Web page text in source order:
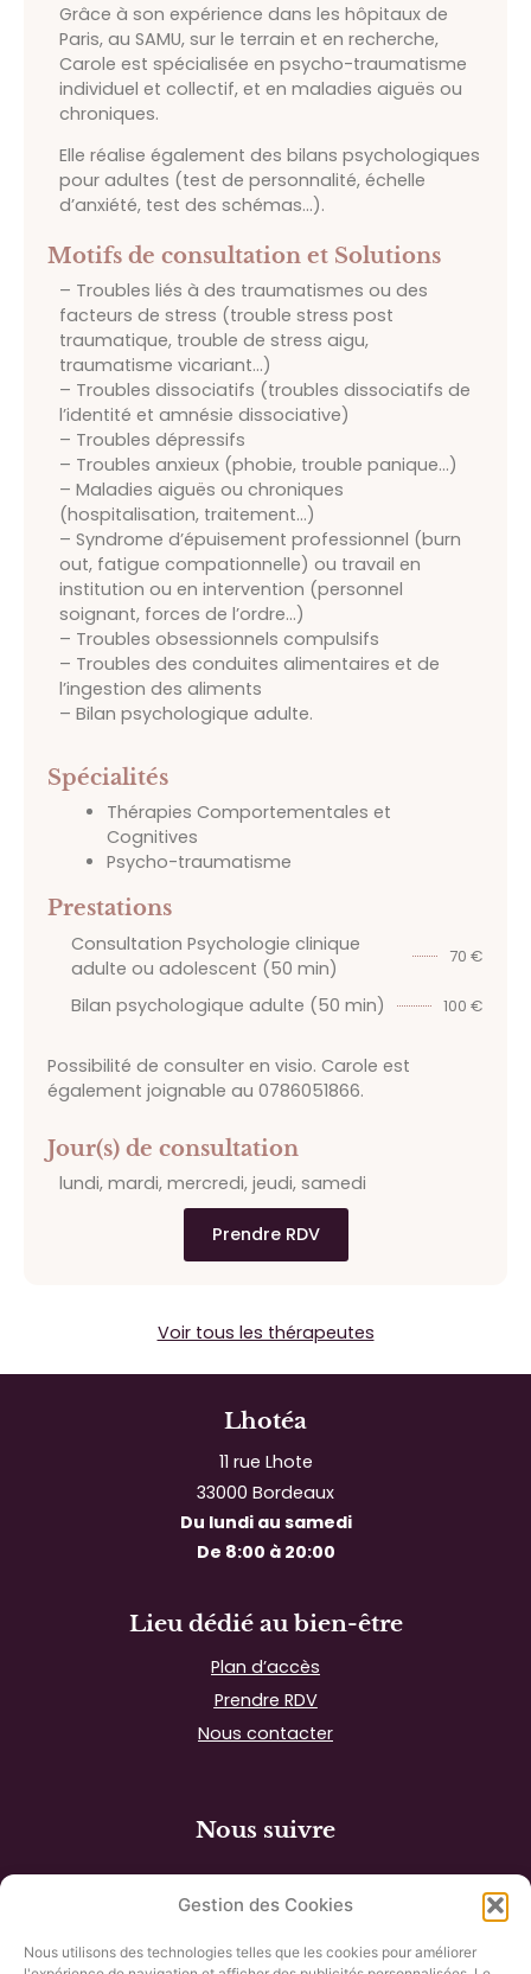
Gestion des Cookies
Nous utilisons des technologies telles que les cookies pour améliorer
Grâce à son expérience dans les hôpitaux de
Paris, au SAMU, sur le terrain et en recherche,
Carole est spécialisée en psycho-traumatisme
individuel et collectif, et en maladies aiguës ou
chroniques.
Elle réalise également des bilans psychologiques
pour adultes (test de personnalité, échelle
d’anxiété, test des schémas…).
Motifs de consultation et Solutions
– Troubles liés à des traumatismes ou des
facteurs de stress (trouble stress post
traumatique, trouble de stress aigu,
traumatisme vicariant…)
– Troubles dissociatifs (troubles dissociatifs de
l’identité et amnésie dissociative)
– Troubles dépressifs
– Troubles anxieux (phobie, trouble panique…)
– Maladies aiguës ou chroniques
(hospitalisation, traitement…)
– Syndrome d’épuisement professionnel (burn
out, fatigue compationnelle) ou travail en
institution ou en intervention (personnel
soignant, forces de l’ordre…)
– Troubles obsessionnels compulsifs
– Troubles des conduites alimentaires et de
l’ingestion des aliments
– Bilan psychologique adulte.
Spécialités
Thérapies Comportementales et
Cognitives
Psycho-traumatisme
Prestations
Consultation Psychologie clinique
adulte ou adolescent (50 min)
70 €
Bilan psychologique adulte (50 min) 100 €
Possibilité de consulter en visio. Carole est
également joignable au 0786051866.
Jour(s) de consultation
lundi, mardi, mercredi, jeudi, samedi
Prendre RDV
Voir tous les thérapeutes
Lhotéa
11 rue Lhote
33000 Bordeaux
Du lundi au samedi
De 8:00 à 20:00
Lieu dédié au bien-être
Plan d’accès
Prendre RDV
Nous contacter
Nous suivre